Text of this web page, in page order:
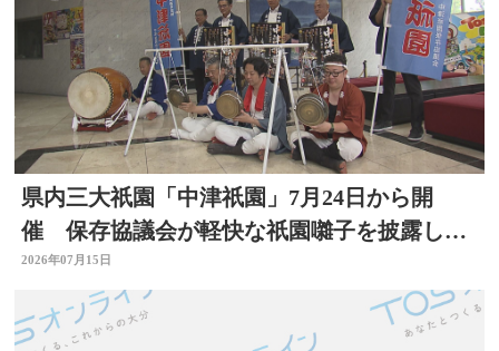
県内三大祇園「中津祇園」7月24日から開
催 保存協議会が軽快な祇園囃子を披露し祭
りをPR 大分
2026年07月15日